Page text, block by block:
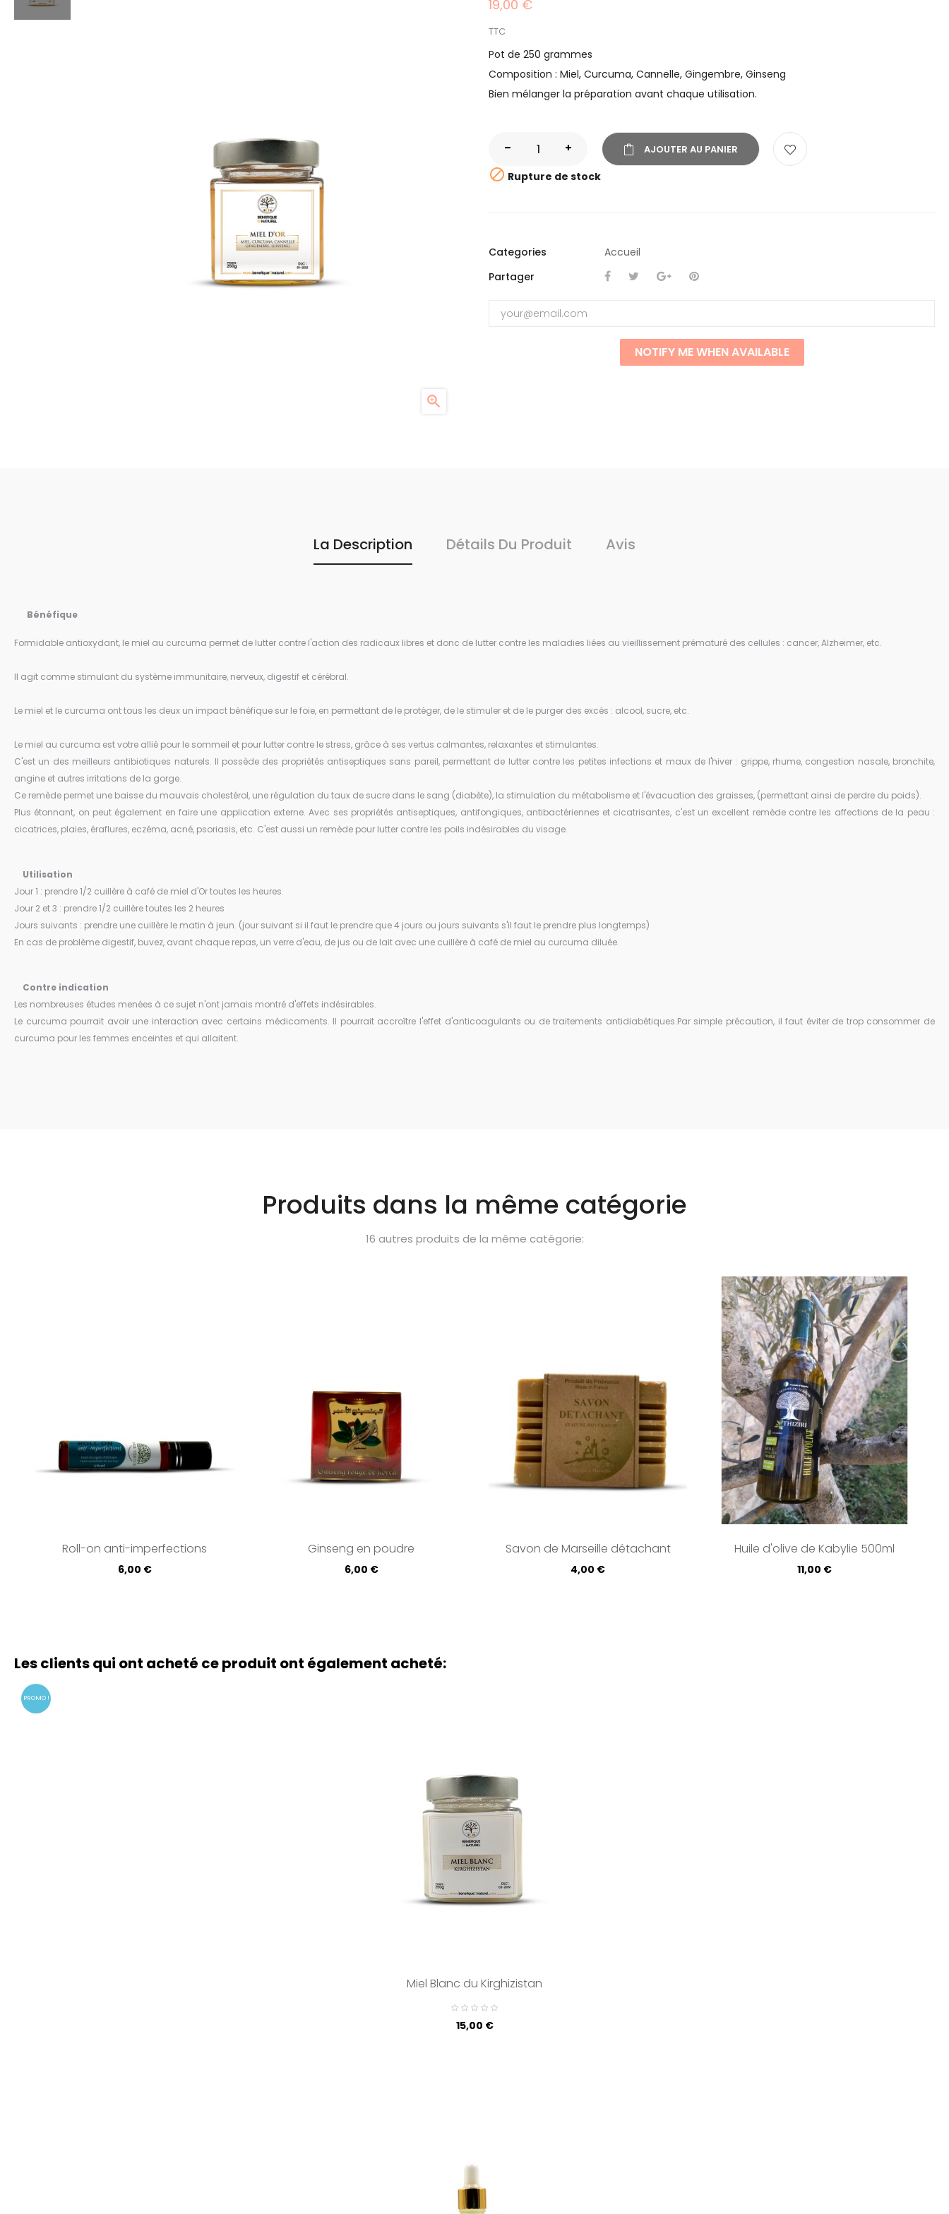

19,00 €
TTC
Pot de 250 grammes
Composition : Miel, Curcuma, Cannelle, Gingembre, Ginseng
Bien mélanger la préparation avant chaque utilisation.
AJOUTER AU PANIER
 Rupture de stock
Categories
Accueil
Partager
NOTIFY ME WHEN AVAILABLE
La Description Détails Du Produit Avis
Bénéfique
Formidable antioxydant, le miel au curcuma permet de lutter contre l'action des radicaux libres et donc de lutter contre les maladies liées au vieillissement prématuré des cellules : cancer, Alzheimer, etc.
Il agit comme stimulant du système immunitaire, nerveux, digestif et cérébral.
Le miel et le curcuma ont tous les deux un impact bénéfique sur le foie, en permettant de le protéger, de le stimuler et de le purger des excès : alcool, sucre, etc.
Le miel au curcuma est votre allié pour le sommeil et pour lutter contre le stress, grâce à ses vertus calmantes, relaxantes et stimulantes.
C'est un des meilleurs antibiotiques naturels. Il possède des propriétés antiseptiques sans pareil, permettant de lutter contre les petites infections et maux de l'hiver : grippe, rhume, congestion nasale, bronchite,
angine et autres irritations de la gorge.
Ce remède permet une baisse du mauvais cholestérol, une régulation du taux de sucre dans le sang (diabète), la stimulation du métabolisme et l'évacuation des graisses, (permettant ainsi de perdre du poids).
Plus étonnant, on peut également en faire une application externe. Avec ses propriétés antiseptiques, antifongiques, antibactériennes et cicatrisantes, c'est un excellent remède contre les affections de la peau :
cicatrices, plaies, éraflures, eczéma, acné, psoriasis, etc. C'est aussi un remède pour lutter contre les poils indésirables du visage.
Utilisation
Jour 1 : prendre 1/2 cuillère à café de miel d'Or toutes les heures.
Jour 2 et 3 : prendre 1/2 cuillère toutes les 2 heures
Jours suivants : prendre une cuillère le matin à jeun. (jour suivant si il faut le prendre que 4 jours ou jours suivants s'il faut le prendre plus longtemps)
En cas de problème digestif, buvez, avant chaque repas, un verre d'eau, de jus ou de lait avec une cuillère à café de miel au curcuma diluée.
Contre indication
Les nombreuses études menées à ce sujet n'ont jamais montré d'effets indésirables.
Le curcuma pourrait avoir une interaction avec certains médicaments. Il pourrait accroître l'effet d'anticoagulants ou de traitements antidiabétiques.Par simple précaution, il faut éviter de trop consommer de
curcuma pour les femmes enceintes et qui allaitent.
Produits dans la même catégorie
16 autres produits de la même catégorie:
Roll-on anti-imperfections
Prix
6,00 €
Ginseng en poudre
Prix
6,00 €
Savon de Marseille détachant
Prix
4,00 €
Huile d'olive de Kabylie 500ml
Prix
11,00 €
Les clients qui ont acheté ce produit ont également acheté:
PROMO !
Miel Blanc du Kirghizistan
Prix
15,00 €